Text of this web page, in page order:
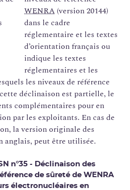
WENRA (version 20144)
dans le cadre
réglementaire et les textes
d’orientation français ou
indique les textes
réglementaires et les
les niveaux de référence
déclinaison est partielle, le
complémentaires pour en
par les exploitants. En cas de
la version originale des
anglais, peut être utilisée.
n°35 - Déclinaison des
de sûreté de WENRA
électronucléaires en